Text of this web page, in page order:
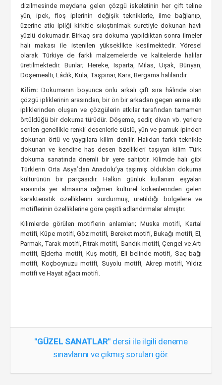
dizilmesinde meydana gelen çözgü iskeletinin her çift teline
yün, ipek, floş iplerinin değişik tekniklerle, ilme bağlanıp,
üzerine atkı ipliği kirkitle sıkıştırılmak suretiyle dokunan havlı
yüzlü dokumadır. Birkaç sıra dokuma yapıldıktan sonra ilmeler
halı makası ile istenilen yükseklikte kesilmektedir. Yöresel
olarak Türkiye de farklı malzemelerde ve kalitelerde halılar
üretilmektedir. Bunlar; Hereke, Isparta, Milas, Uşak, Bünyan,
Döşemealtı, Lâdik, Kula, Taşpınar, Kars, Bergama halılarıdır.
Kilim:Dokumanın boyunca önlü arkalı çift sıra hâlinde olan
çözgü ipliklerinin arasından, bir ön bir arkadan geçen enine atkı
ipliklerinden oluşan ve çözgülerin atkılar tarafından tamamen
örtüldüğü bir dokuma türüdür. Döşeme, sedir, divan vb. yerlere
serilen genellikle renkli desenlerle süslü, yün ve pamuk ipinden
dokunan örtü ve yaygılara kilim denilir. Halıdan farklı teknikle
dokunan ve kendine has desen özellikleri taşıyan kilim Türk
dokuma sanatında önemli bir yere sahiptir. Kilimde halı gibi
Türklerin Orta Asya’dan Anadolu’ya taşımış oldukları dokuma
kültürünün bir parçasıdır. Halkın günlük kullanım eşyaları
arasında yer almasına rağmen kültürel kökenlerinden gelen
karakteristik özelliklerini sürdürmüş, üretildiği bölgelere ve
motiflerinin özelliklerine göre çeşitli adlandırmalar almıştır.
Kilimlerde görülen motiflerin anlamları; Muska motifi, Kartal
motifi, Küpe motifi, Göz motifi, Bereket motifi, Bukağı motifi, El,
Parmak, Tarak motifi, Pıtrak motifi, Sandık motifi, Çengel ve Artı
motifi, Ejderha motifi, Kuş motifi, Eli belinde motifi, Saç bağı
motifi, Koçboynuzu motifi, Suyolu motifi, Akrep motifi, Yıldız
motifi ve Hayat ağacı motifi.
"GÜZEL SANATLAR" dersi ile ilgili deneme
sınavlarını ve çıkmış soruları gör.